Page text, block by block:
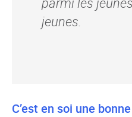
jeunes.
C’est en soi une